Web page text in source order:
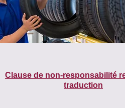
Clause de non-responsabilité
traduction